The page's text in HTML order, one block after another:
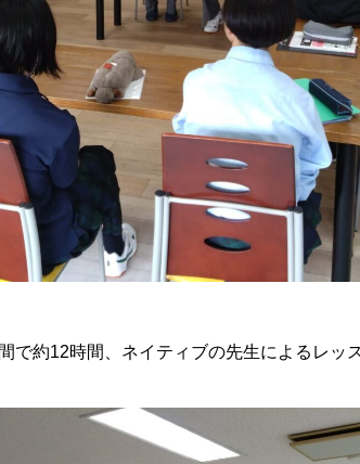
で約12時間、ネイティブの先生によるレッ